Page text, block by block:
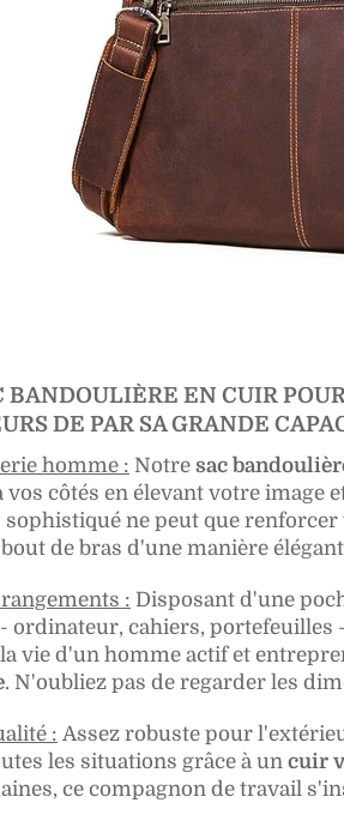
BANDOULIÈRE EN CUIR
DE PAR SA GRANDE
homme : Notre sac
côtés en élevant votre image
sophistiqué ne peut que
de bras d'une manière
: Disposant d'une
ordinateur, cahiers, portefeuilles
vie d'un homme actif et
. N'oubliez pas de regarder les
: Assez robuste pour
les situations grâce à un cuir
ce compagnon de travail